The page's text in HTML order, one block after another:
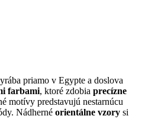
priamo v Egypte a doslova
farbami, ktoré zdobia precízne
motívy predstavujú nestarnúcu
Nádherné orientálne vzory si